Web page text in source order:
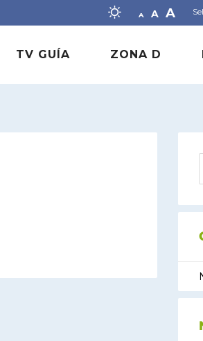
A
Decrease font
A Reset
A
TV GUÍA ZONA D